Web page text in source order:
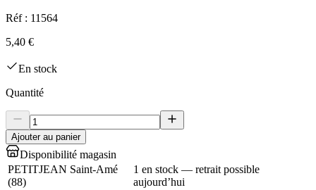
Réf : 11564
5,40 €
En stock
Quantité
Ajouter au panier
Disponibilité magasin
PETITJEAN Saint-Amé
(88)
1 en stock — retrait possible
aujourd’hui